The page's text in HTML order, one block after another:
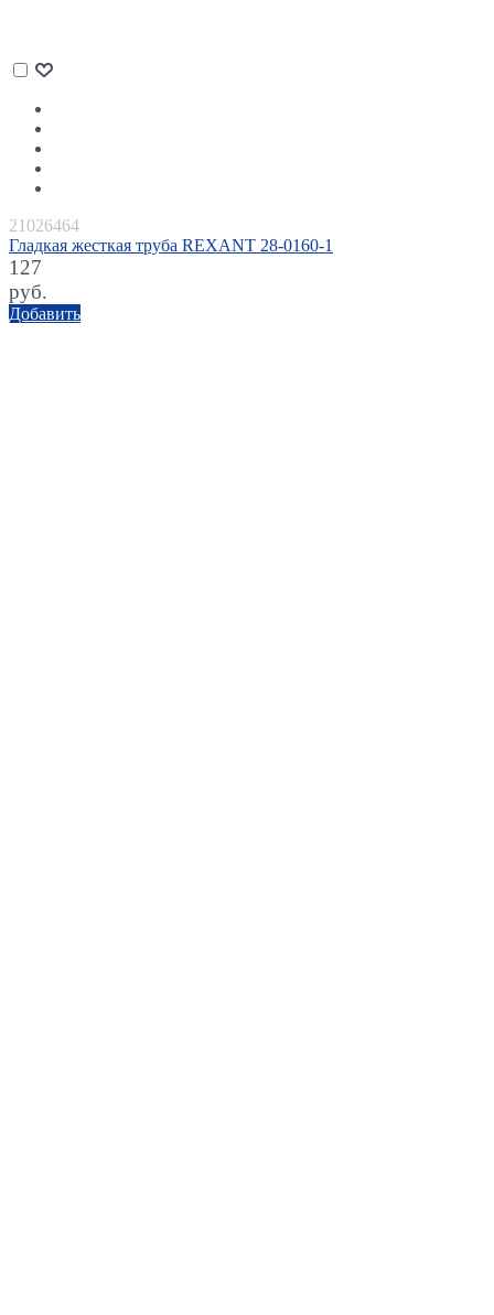
21026464
Гладкая жесткая труба REXANT 28-0160-1
127
руб.
Добавить